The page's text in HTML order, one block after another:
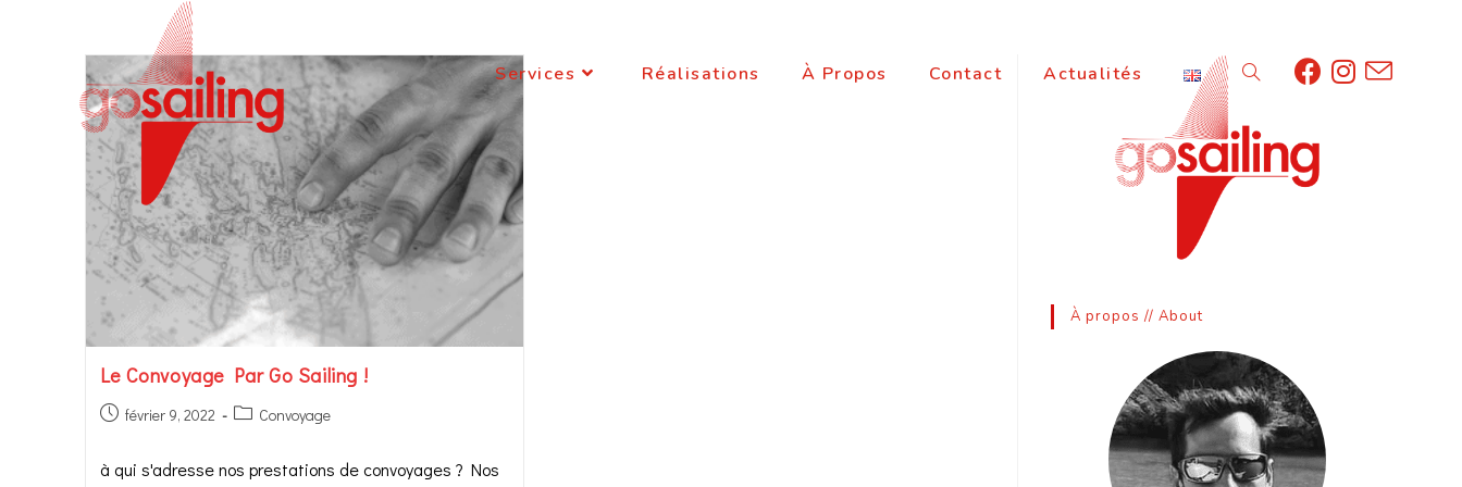
Services Réalisations À Propos Contact Actualités
Le Convoyage Par Go Sailing !
février 9, 2022 Convoyage
à qui s'adresse nos prestations de convoyages ? Nos
À propos // About